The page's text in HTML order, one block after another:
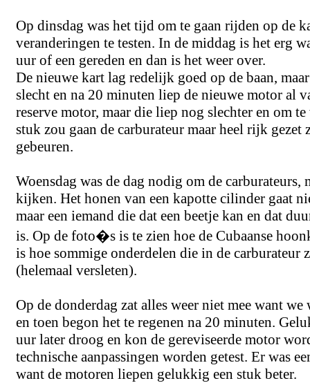
Op dinsdag was het tijd om te gaan rijden op de
veranderingen te testen. In de middag is het erg
uur of een gereden en dan is het weer over.
De nieuwe kart lag redelijk goed op de baan,
slecht en na 20 minuten liep de nieuwe motor al
reserve motor, maar die liep nog slechter en om
stuk zou gaan de carburateur maar heel rijk gezet
gebeuren.
Woensdag was de dag nodig om de carburateurs,
kijken. Het honen van een kapotte cilinder gaat
maar een iemand die dat een beetje kan en dat
is. Op de foto�s is te zien hoe de Cubaanse
is hoe sommige onderdelen die in de carburateur
(helemaal versleten).
Op de donderdag zat alles weer niet mee want we
en toen begon het te regenen na 20 minuten.
uur later droog en kon de gereviseerde motor
technische aanpassingen worden getest. Er was
want de motoren liepen gelukkig een stuk beter.